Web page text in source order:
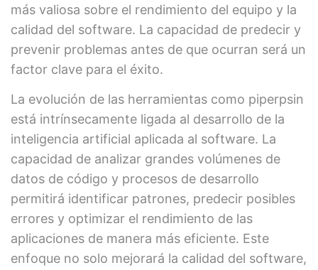
más valiosa sobre el rendimiento del equipo y la
calidad del software. La capacidad de predecir y
prevenir problemas antes de que ocurran será un
factor clave para el éxito.
La evolución de las herramientas como piperpsin
está intrínsecamente ligada al desarrollo de la
inteligencia artificial aplicada al software. La
capacidad de analizar grandes volúmenes de
datos de código y procesos de desarrollo
permitirá identificar patrones, predecir posibles
errores y optimizar el rendimiento de las
aplicaciones de manera más eficiente. Este
enfoque no solo mejorará la calidad del software,